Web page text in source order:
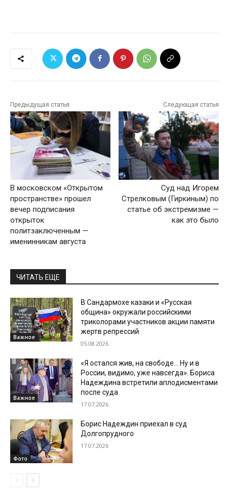
Предыдущая статья
В московском «Открытом
пространстве» прошел
вечер подписания
открыток
политзаключенным —
именинникам августа
Следующая статья
Суд над Игорем
Стрелковым (Гиркиным) по
статье об экстремизме —
как это было
ЧИТАТЬ ЕЩЕ
Важное
В Сандармохе казаки и «Русская
община» окружали российскими
триколорами участников акции памяти
жертв репрессий
05.08.2026
Важное
«Я остался жив, на свободе… Ну и в
России, видимо, уже навсегда». Бориса
Надеждина встретили аплодисментами
после суда
17.07.2026
Фото
Борис Надеждин приехал в суд
Долгопрудного
17.07.2026